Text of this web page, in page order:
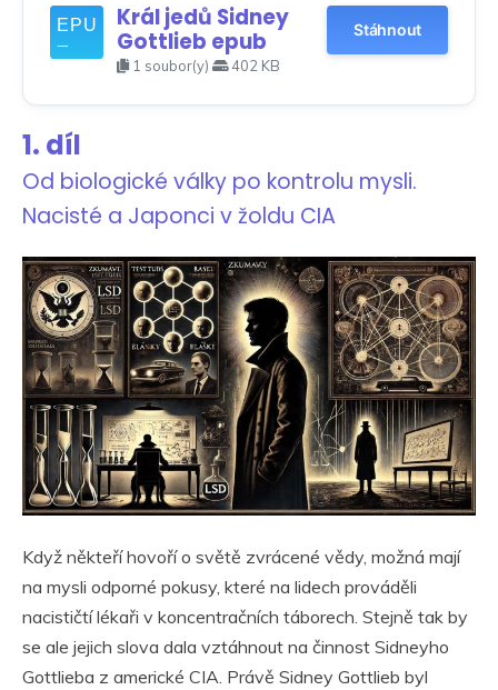
Král jedů Sidney
Gottlieb epub
1 soubor(y) 402 KB
Stáhnout
1. díl
Od biologické války po kontrolu mysli.
Nacisté a Japonci v žoldu CIA
Když někteří hovoří o světě zvrácené vědy, možná mají
na mysli odporné pokusy, které na lidech prováděli
nacističtí lékaři v koncentračních táborech. Stejně tak by
se ale jejich slova dala vztáhnout na činnost Sidneyho
Gottlieba z americké CIA. Právě Sidney Gottlieb byl